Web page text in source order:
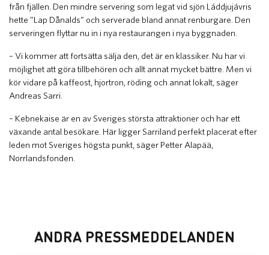
från fjällen. Den mindre servering som legat vid sjön Láddjujávris
hette ”Lap Dånalds” och serverade bland annat renburgare. Den
serveringen flyttar nu in i nya restaurangen i nya byggnaden.
– Vi kommer att fortsätta sälja den, det är en klassiker. Nu har vi
möjlighet att göra tillbehören och allt annat mycket bättre. Men vi
kör vidare på kaffeost, hjortron, röding och annat lokalt, säger
Andreas Sarri.
– Kebnekaise är en av Sveriges största attraktioner och har ett
växande antal besökare. Här ligger Sarriland perfekt placerat efter
leden mot Sveriges högsta punkt, säger Petter Alapää,
Norrlandsfonden.
ANDRA PRESSMEDDELANDEN